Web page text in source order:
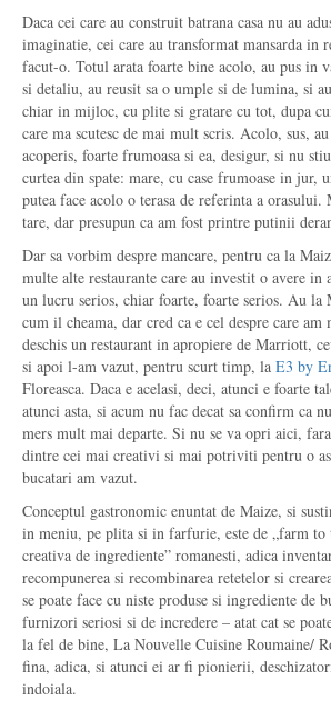
Daca cei care au construit batrana casa nu au
imaginatie, cei care au transformat mansarda in
facut-o. Totul arata foarte bine acolo, au pus in
si detaliu, au reusit sa o umple si de lumina, si
chiar in mijloc, cu plite si gratare cu tot, dupa
care ma scutesc de mai mult scris. Acolo, sus,
acoperis, foarte frumoasa si ea, desigur, si nu
curtea din spate: mare, cu case frumoase in jur,
putea face acolo o terasa de referinta a orasului.
tare, dar presupun ca am fost printre putinii
Dar sa vorbim despre mancare, pentru ca la
multe alte restaurante care au investit o avere in
un lucru serios, chiar foarte, foarte serios. Au la
cum il cheama, dar cred ca e cel despre care am
deschis un restaurant in apropiere de Marriott,
si apoi l-am vazut, pentru scurt timp, la E3 by
Floreasca. Daca e acelasi, deci, atunci e foarte
atunci asta, si acum nu fac decat sa confirm ca
mers mult mai departe. Si nu se va opri aici,
dintre cei mai creativi si mai potriviti pentru o
bucatari am vazut.
Conceptul gastronomic enuntat de Maize, si
in meniu, pe plita si in farfurie, este de „farm to
creativa de ingrediente” romanesti, adica
recompunerea si recombinarea retetelor si
se poate face cu niste produse si ingrediente de
furnizori seriosi si de incredere – atat cat se
la fel de bine, La Nouvelle Cuisine Roumaine/
fina, adica, si atunci ei ar fi pionierii,
indoiala.